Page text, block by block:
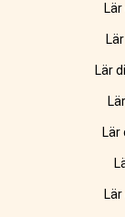
Lär
Lär